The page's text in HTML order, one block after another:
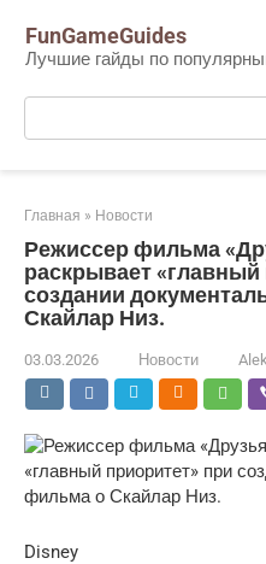
контенту
FunGameGuides
Лучшие гайды по
Поиск:
Главная » Новости
Режиссер фильма
раскрывает «главный
создании
Скайлар Низ.
03.03.2026 Новости
Disney